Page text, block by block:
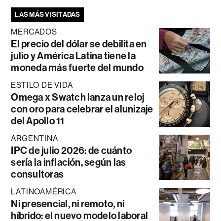
LAS MÁS VISITADAS
MERCADOS
El precio del dólar se debilita en
julio y América Latina tiene la
moneda más fuerte del mundo
ESTILO DE VIDA
Omega x Swatch lanza un reloj
con oro para celebrar el alunizaje
del Apollo 11
ARGENTINA
IPC de julio 2026: de cuánto
sería la inflación, según las
consultoras
LATINOAMÉRICA
Ni presencial, ni remoto, ni
híbrido: el nuevo modelo laboral